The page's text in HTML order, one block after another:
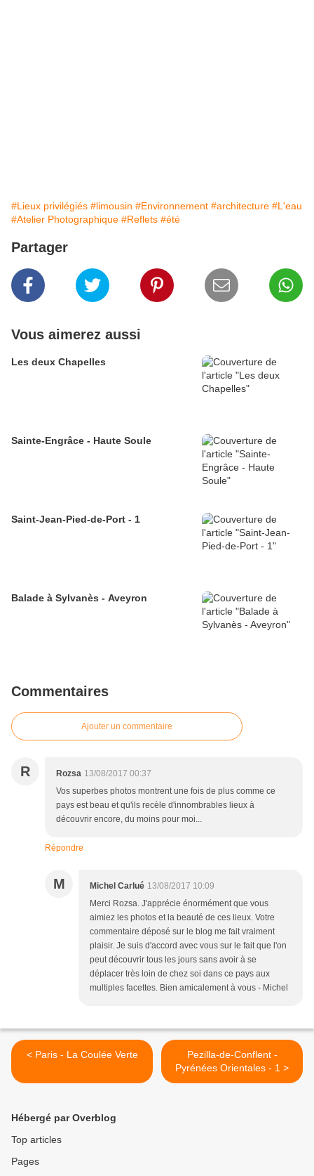
#Lieux privilégiés #limousin #Environnement #architecture #L'eau
#Atelier Photographique #Reflets #été
Partager
Vous aimerez aussi
Les deux Chapelles
Sainte-Engrâce - Haute Soule
Saint-Jean-Pied-de-Port - 1
Balade à Sylvanès - Aveyron
Commentaires
Ajouter un commentaire
R Rozsa 13/08/2017 00:37
Vos superbes photos montrent une fois de plus comme ce
pays est beau et qu'ils recèle d'innombrables lieux à
découvrir encore, du moins pour moi...
Répondre
M Michel Carlué 13/08/2017 10:09
Merci Rozsa. J'apprécie énormément que vous
aimiez les photos et la beauté de ces lieux. Votre
commentaire déposé sur le blog me fait vraiment
plaisir. Je suis d'accord avec vous sur le fait que l'on
peut découvrir tous les jours sans avoir à se
déplacer très loin de chez soi dans ce pays aux
multiples facettes. Bien amicalement à vous - Michel
< Paris - La Coulée Verte
Pezilla-de-Conflent -
Pyrénées Orientales - 1 >
Hébergé par Overblog
Top articles
Pages